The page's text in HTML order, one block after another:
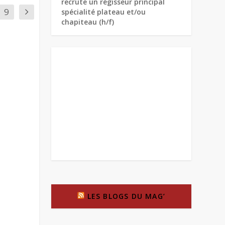
9
spécialité plateau et/ou
chapiteau (h/f)
LES BLOGS DU MAG’